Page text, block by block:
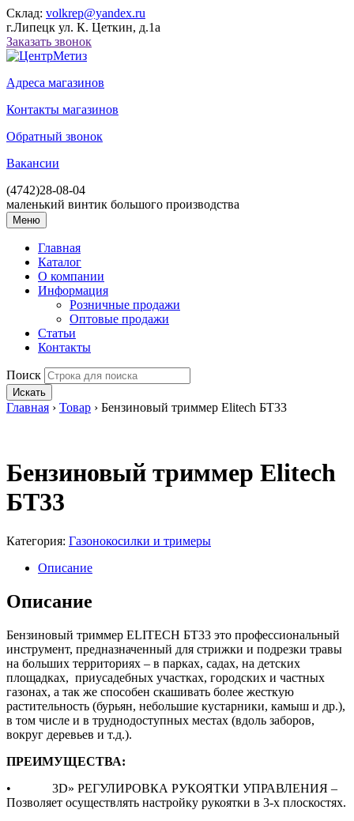
Склад: volkrep@yandex.ru
г.Липецк ул. К. Цеткин, д.1а
Заказать звонок
Адреса магазинов
Контакты магазинов
Обратный звонок
Вакансии
(4742)28-08-04
маленький винтик большого производства
Меню
Главная
Каталог
О компании
Информация
Розничные продажи
Оптовые продажи
Статьи
Контакты
Поиск
Искать
Главная › Товар › Бензиновый триммер Elitech БТ33
Бензиновый триммер Elitech
БТ33
Категория: Газонокосилки и тримеры
Описание
Описание
Бензиновый триммер ELITECH БТ33 это профессиональный
инструмент, предназначенный для стрижки и подрезки травы
на больших территориях – в парках, садах, на детских
площадках, приусадебных участках, городских и частных
газонах, а так же способен скашивать более жесткую
растительность (бурьян, небольшие кустарники, камыш и др.),
в том числе и в труднодоступных местах (вдоль заборов,
вокруг деревьев и т.д.).
ПРЕИМУЩЕСТВА:
• 3D» РЕГУЛИРОВКА РУКОЯТКИ УПРАВЛЕНИЯ –
Позволяет осуществлять настройку рукоятки в 3-х плоскостях.